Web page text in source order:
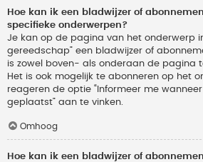
Hoe kan ik een bladwijzer of
specifieke onderwerpen?
Je kan op de pagina van het onderwerp
gereedschap” een bladwijzer of
is zowel boven- als onderaan de pagina
Het is ook mogelijk te abonneren op het
reageren de optie “Informeer me
geplaatst” aan te vinken.
Omhoog
Hoe kan ik een bladwijzer of